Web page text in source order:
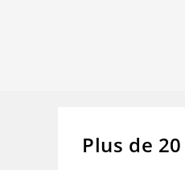
Plus de